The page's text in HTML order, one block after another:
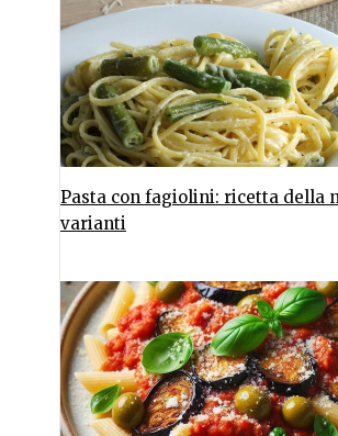
Pasta con fagiolini: ricetta della
varianti